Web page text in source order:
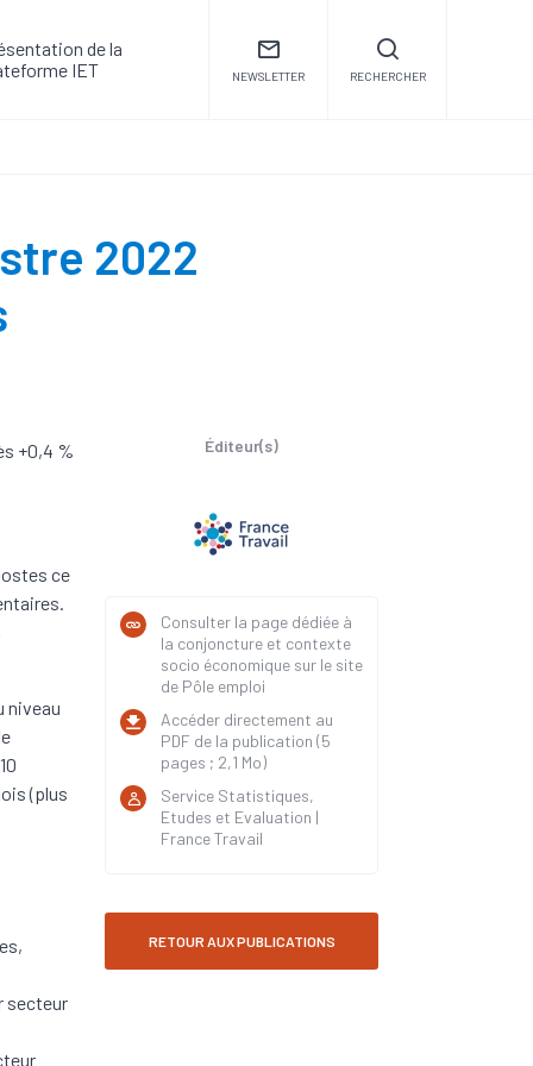
de la
IET
NEWSLETTER RECHERCHER
2022
+0,4 %
ce
niveau
(plus
secteur
Éditeur(s)
Consulter la page dédiée à
la conjoncture et contexte
socio économique sur le site
de Pôle emploi
Accéder directement au
PDF de la publication (5
pages ; 2,1 Mo)
Service Statistiques,
Etudes et Evaluation |
France Travail
RETOUR AUX PUBLICATIONS